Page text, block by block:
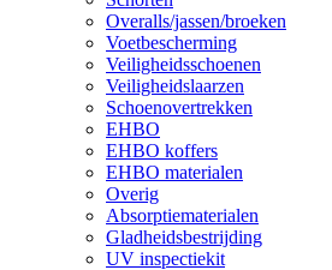
Overalls/jassen/broeken
Voetbescherming
Veiligheidsschoenen
Veiligheidslaarzen
Schoenovertrekken
EHBO
EHBO koffers
EHBO materialen
Overig
Absorptiematerialen
Gladheidsbestrijding
UV inspectiekit